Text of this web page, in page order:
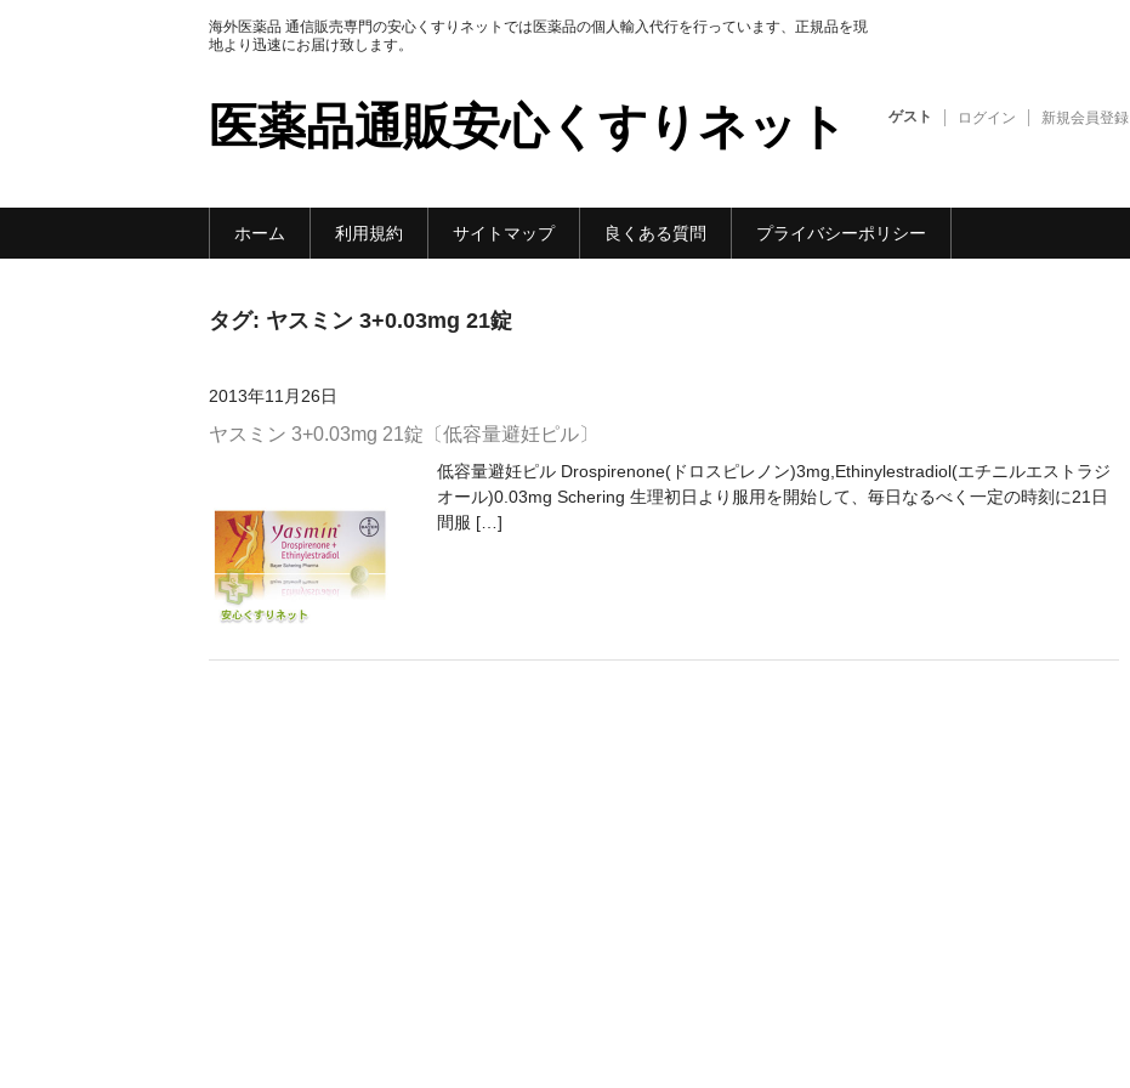
海外医薬品 通信販売専門の安心くすりネットでは医薬品の個人輸入代行を行っています、正規品を現
地より迅速にお届け致します。
医薬品通販安心くすりネット ゲスト ログイン 新規会員登録
ホーム 利用規約 サイトマップ 良くある質問 プライバシーポリシー
タグ: ヤスミン 3+0.03mg 21錠
2013年11月26日
ヤスミン 3+0.03mg 21錠〔低容量避妊ピル〕
低容量避妊ピル Drospirenone(ドロスピレノン)3mg,Ethinylestradiol(エチニルエストラジ
オール)0.03mg Schering 生理初日より服用を開始して、毎日なるべく一定の時刻に21日
間服 […]